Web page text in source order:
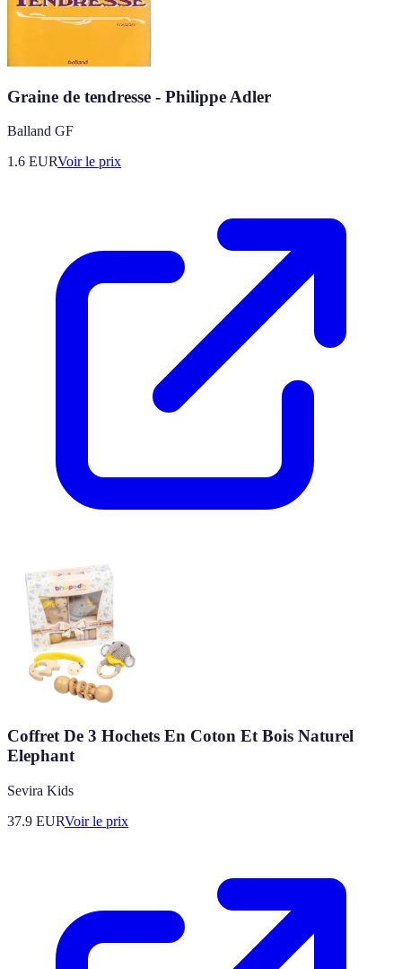
Graine de tendresse - Philippe Adler
Balland GF
1.6 EURVoir le prix
Coffret De 3 Hochets En Coton Et Bois Naturel
Elephant
Sevira Kids
37.9 EURVoir le prix